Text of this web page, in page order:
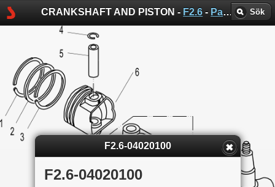
CRANKSHAFT AND PISTON - F2.6 - Parsun sprängskisser Sök
F2.6-04020100
F2.6-04020100